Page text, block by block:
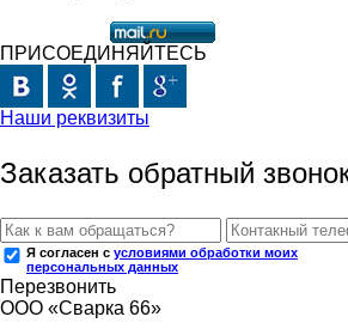
ПРИСОЕДИНЯЙТЕСЬ
Наши реквизиты
Заказать обратный
Я согласен с условиями обработки моих
персональных данных
Перезвонить
ООО «Сварка 66»